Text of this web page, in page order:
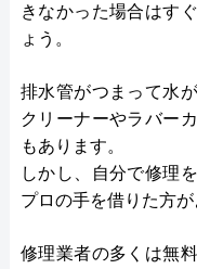
きなかった場合はす
ょう。
排水管がつまって水
クリーナーやラバー
もあります。
しかし、自分で修理
プロの手を借りた方が
修理業者の多くは無